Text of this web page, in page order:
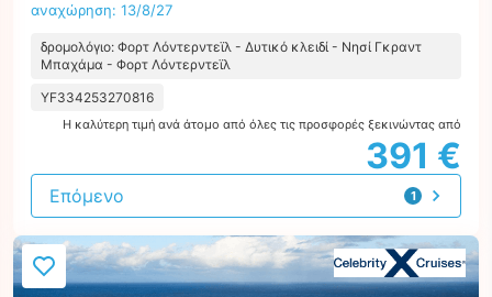
αναχώρηση: 13/8/27
δρομολόγιο: Φορτ Λόντερντεϊλ - Δυτικό κλειδί - Νησί Γκραντ
Μπαχάμα - Φορτ Λόντερντεϊλ
YF334253270816
Η καλύτερη τιμή ανά άτομο από όλες τις προσφορές ξεκινώντας από
391 €
1
προσφορά
Επόμενο